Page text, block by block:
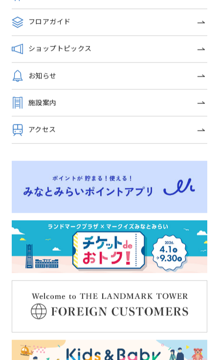
フロアガイド
ショップトピックス
お知らせ
施設案内
アクセス
【披露宴／二次会／顔
合わせ特集】
ショップガイドへ戻る
OFFICIAL SNS